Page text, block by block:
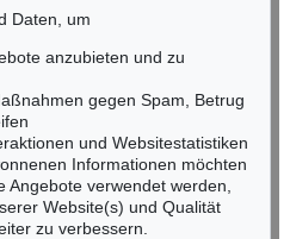
Ergebnis:
Daten, um
anzubieten und zu
gegen Spam, Betrug
und Websitestatistiken
Informationen möchten
verwendet werden,
Website(s) und Qualität
zu verbessern.